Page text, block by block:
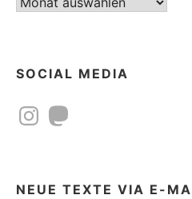
SOCIAL MEDIA
InstagramMastodon
NEUE TEXTE VIA E-